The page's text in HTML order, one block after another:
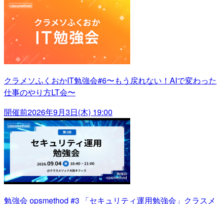
クラメソふくおかIT勉強会#6〜もう戻れない！AIで変わった
仕事のやり方LT会〜
開催前2026年9月3日(木) 19:00
勉強会 opsmethod #3 「セキュリティ運用勉強会」クラスメ